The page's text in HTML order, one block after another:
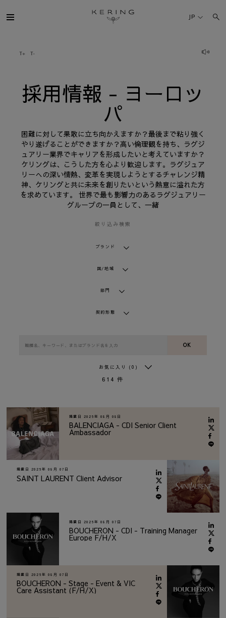
用
情
人材
サステナビリティ
FINANCE
プレスルーム
採用情報
JP
採用情報 - ヨーロッ
パ
困難に対して果敢に立ち向かえますか？最後まで粘り強く
やり遂げることができますか？高い倫理観を持ち、ラグジ
ュアリー業界でキャリアを形成したいと考えていますか？
ケリングは、こうした方を心より歓迎します。ラグジュア
リーへの深い情熱、変革を実現しようとするチャレンジ精
神、ケリングと共に未来を創りたいという熱意に溢れた方
を求めています。 世界で最も影響力のあるラグジュアリー
グループの一員として、一緒
絞り込み検索
ブランド
国/地域
部門
契約形態
OK
お気に入り (0)
614 件
掲載日 2026年 08月 08日
BALENCIAGA - CDI Senior Client
Ambassador
掲載日 2026年 08月 07日
SAINT LAURENT Client Advisor
掲載日 2026年 08月 07日
BOUCHERON - CDI - Training Manager
Europe F/H/X
掲載日 2026年 08月 07日
BOUCHERON - Stage - Event & VIC
Care Assistant (F/H/X)